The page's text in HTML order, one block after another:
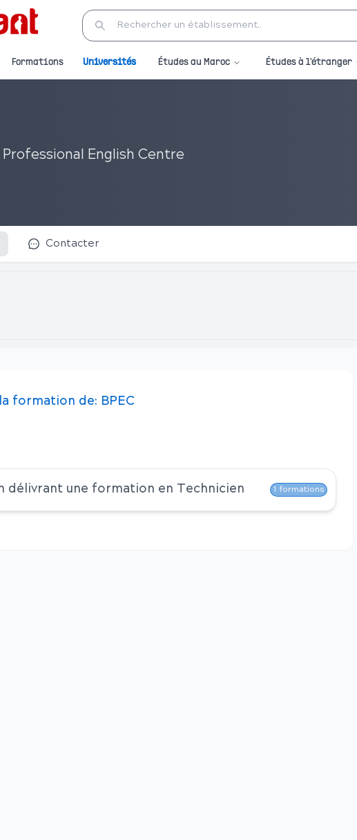
Formations Universités Études au Maroc Études à l'étranger
Professional English Centre
Contacter
la formation de: BPEC
délivrant une formation en Technicien 1 formations